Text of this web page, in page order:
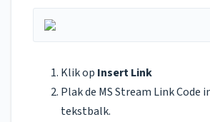
Klik op Insert Link
Plak de MS Stream Link Code
tekstbalk.